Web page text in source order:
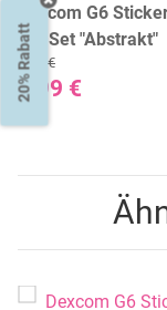
Dexcom G6
6er Set "Abstrakt"
2,99 €
7,99 €
20% Rabatt